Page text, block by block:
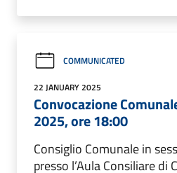
COMMUNICATED
22 JANUARY 2025
Convocazione
2025, ore 18:00
Consiglio Comunale in
presso l’Aula Consiliare di